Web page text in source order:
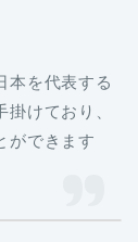
本を代表する
けており、
ができます